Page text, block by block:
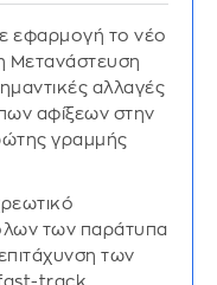
εφαρμογή το νέο
Μετανάστευση
αλλαγές
αφίξεων στην
γραμμής
των παράτυπα
των
fast-track